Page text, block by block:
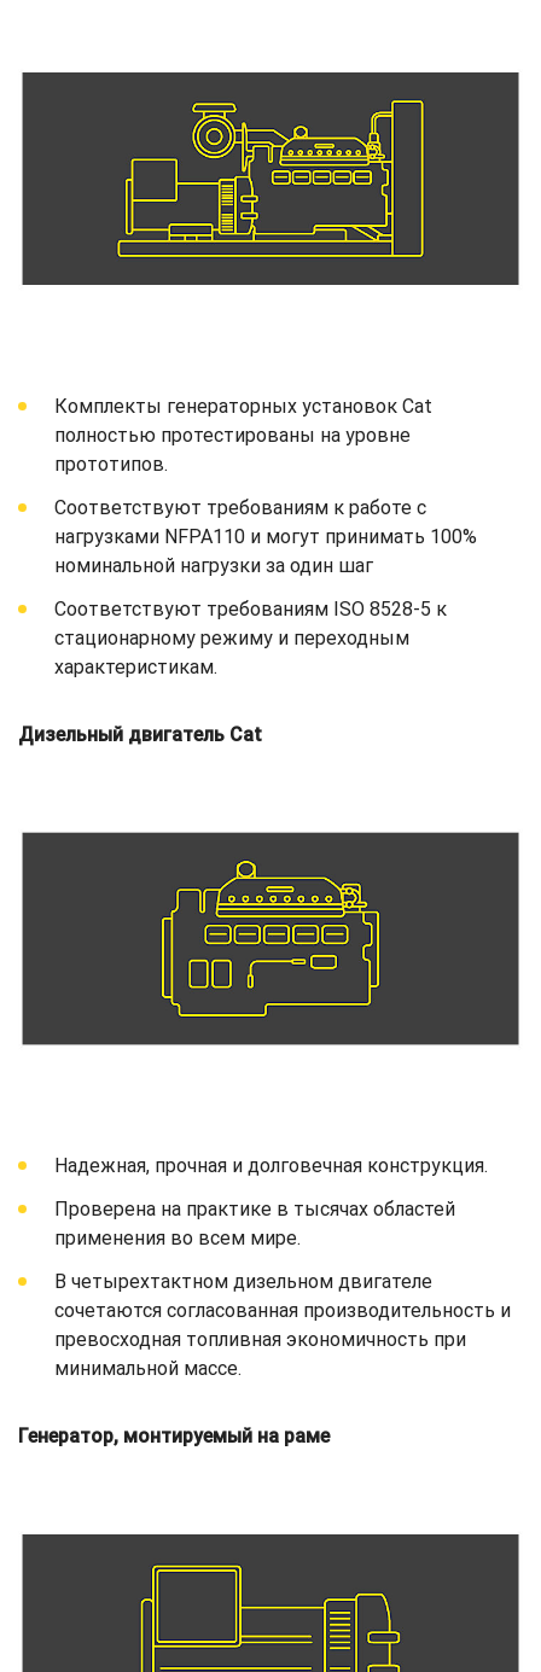
Комплекты генераторных установок Cat
полностью протестированы на уровне
прототипов.
Соответствуют требованиям к работе с
нагрузками NFPA110 и могут принимать 100%
номинальной нагрузки за один шаг
Соответствуют требованиям ISO 8528-5 к
стационарному режиму и переходным
характеристикам.
Дизельный двигатель Cat
Надежная, прочная и долговечная конструкция.
Проверена на практике в тысячах областей
применения во всем мире.
В четырехтактном дизельном двигателе
сочетаются согласованная производительность и
превосходная топливная экономичность при
минимальной массе.
Генератор, монтируемый на раме